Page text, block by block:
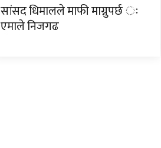
सांसद धिमालले माफी माग्नुपर्छ ः
एमाले निजगढ